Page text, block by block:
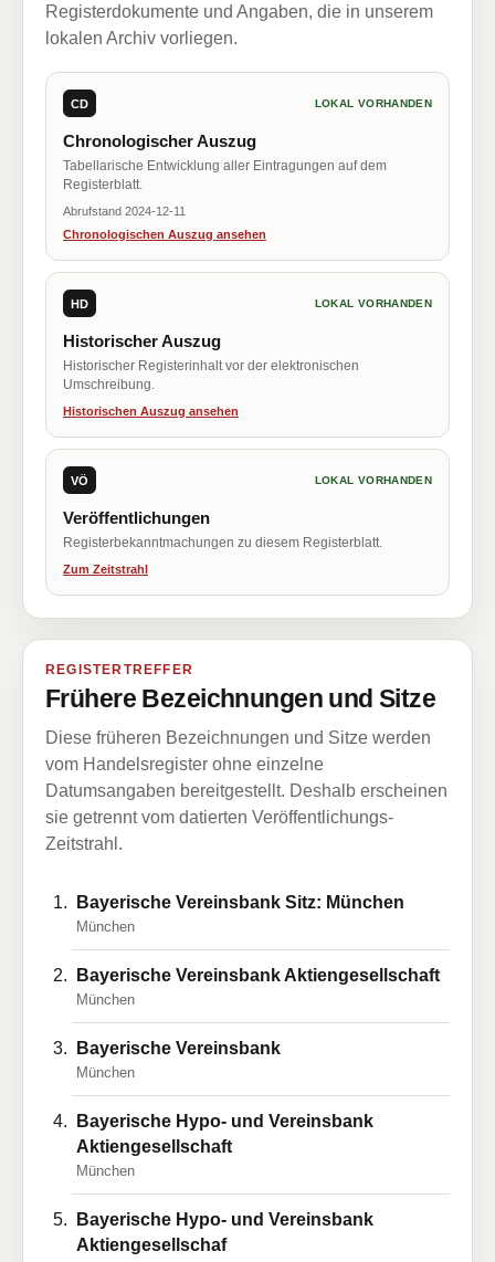
Registerdokumente und Angaben, die in unserem
lokalen Archiv vorliegen.
CD LOKAL VORHANDEN
Chronologischer Auszug
Tabellarische Entwicklung aller Eintragungen auf dem
Registerblatt.
Abrufstand 2024-12-11
Chronologischen Auszug ansehen
HD LOKAL VORHANDEN
Historischer Auszug
Historischer Registerinhalt vor der elektronischen
Umschreibung.
Historischen Auszug ansehen
VÖ LOKAL VORHANDEN
Veröffentlichungen
Registerbekanntmachungen zu diesem Registerblatt.
Zum Zeitstrahl
REGISTERTREFFER
Frühere Bezeichnungen und Sitze
Diese früheren Bezeichnungen und Sitze werden
vom Handelsregister ohne einzelne
Datumsangaben bereitgestellt. Deshalb erscheinen
sie getrennt vom datierten Veröffentlichungs-
Zeitstrahl.
Bayerische Vereinsbank Sitz: München
München
Bayerische Vereinsbank Aktiengesellschaft
München
Bayerische Vereinsbank
München
Bayerische Hypo- und Vereinsbank
Aktiengesellschaft
München
Bayerische Hypo- und Vereinsbank
Aktiengesellschaf